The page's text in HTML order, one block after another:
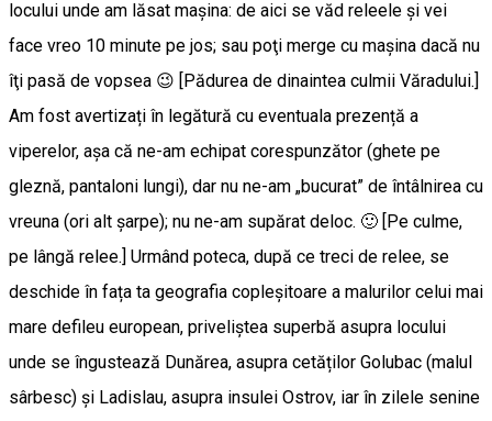
locului unde am lăsat maşina: de aici se văd releele şi vei
face vreo 10 minute pe jos; sau poţi merge cu maşina dacă nu
îţi pasă de vopsea 😉 [Pădurea de dinaintea culmii Văradului.]
Am fost avertizați în legătură cu eventuala prezență a
viperelor, așa că ne-am echipat corespunzător (ghete pe
gleznă, pantaloni lungi), dar nu ne-am „bucurat” de întâlnirea cu
vreuna (ori alt șarpe); nu ne-am supărat deloc. 🙂 [Pe culme,
pe lângă relee.] Urmând poteca, după ce treci de relee, se
deschide în fața ta geografia copleșitoare a malurilor celui mai
mare defileu european, priveliștea superbă asupra locului
unde se îngustează Dunărea, asupra cetăților Golubac (malul
sârbesc) și Ladislau, asupra insulei Ostrov, iar în zilele senine